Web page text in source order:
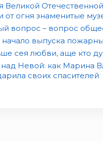
Великой
от огня знаменитые
вопрос – вопрос
начало выпуска
сея любви, аще кто
Невой: как Марина
своих спасителей